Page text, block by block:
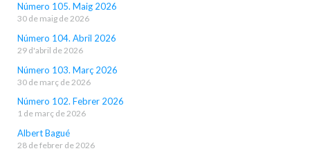
Número 105. Maig 2026
30 de maig de 2026
Número 104. Abril 2026
29 d'abril de 2026
Número 103. Març 2026
30 de març de 2026
Número 102. Febrer 2026
1 de març de 2026
Albert Bagué
28 de febrer de 2026